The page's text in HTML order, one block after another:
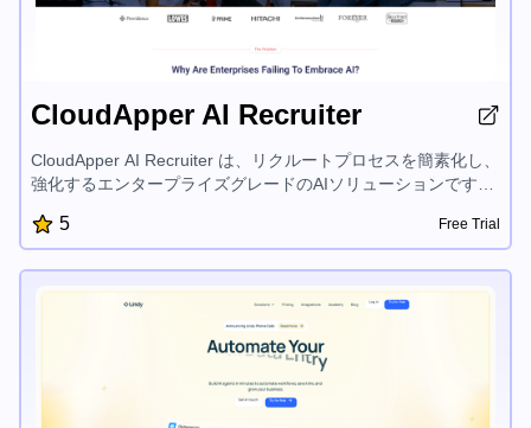
CloudApper AI Recruiter
CloudApper AI Recruiter は、リクルートプロセスを簡素化し、
強化するエンタープライズグレードのAIソリューションです。
ーニングの合理化、そして個別の推奨事項を提供することで、
データプライバシーを確保し、既存のHRシステムとの円滑な
統合を実現しながら、企業が適切な人材を迅速に見つけること
ができます。
5 Free Trial